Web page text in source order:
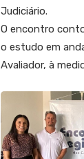
Judiciário.
O encontro
o estudo em
Avaliador, à